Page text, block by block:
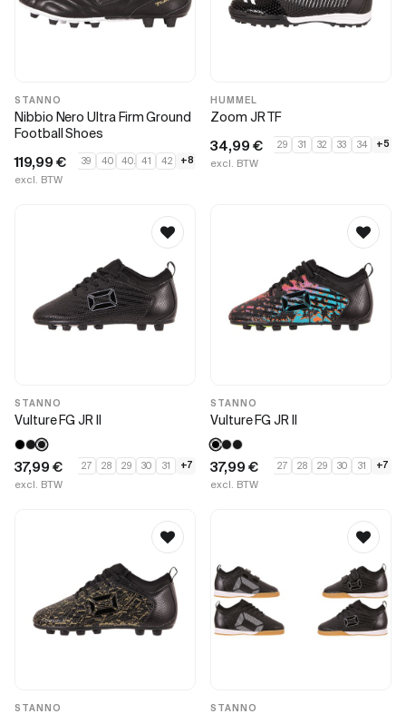
STANNO
Nibbio Nero Ultra Firm Ground
Football Shoes
119,99 €
excl. BTW
39 40 40.5 41 42 +8
HUMMEL
Zoom JR TF
34,99 €
excl. BTW
29 31 32 33 34 +5
STANNO
Vulture FG JR II
37,99 €
excl. BTW
27 28 29 30 31 +7
STANNO
Vulture FG JR II
37,99 €
excl. BTW
27 28 29 30 31 +7
STANNO STANNO